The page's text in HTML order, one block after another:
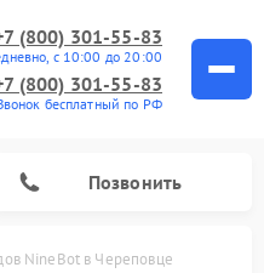
(800) 301-55-83
с 10:00 до 20:00
(800) 301-55-83
бесплатный по РФ
Позвонить
NineBot в Череповце